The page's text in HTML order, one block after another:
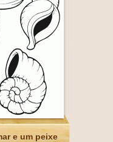
e um peixe